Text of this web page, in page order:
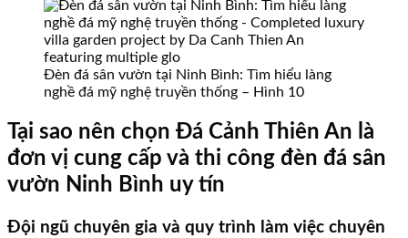
Đèn đá sân vườn tại Ninh Bình: Tìm hiểu làng
nghề đá mỹ nghệ truyền thống – Hình 10
Tại sao nên chọn Đá Cảnh Thiên An là
đơn vị cung cấp và thi công đèn đá sân
vườn Ninh Bình uy tín
Đội ngũ chuyên gia và quy trình làm việc chuyên